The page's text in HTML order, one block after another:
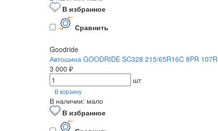
В избранное
Сравнить
Goodride
Автошина GOODRIDE SC328 215/65R16C 8PR
3 000 ₽
шт
В корзину
В наличии: мало
В избранное